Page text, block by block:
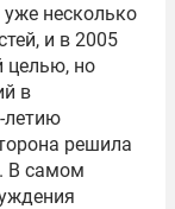
несколько
и в 2005
целью, но
в
летию
решила
В самом